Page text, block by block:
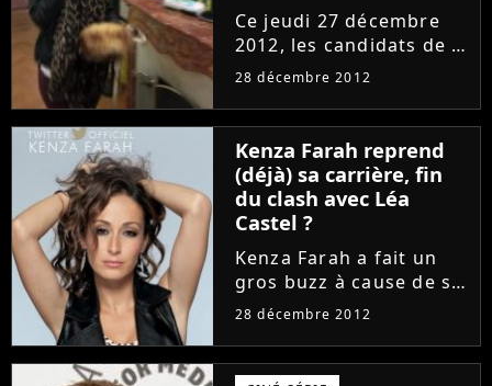
Ce jeudi 27 décembre
2012, les candidats de la
Star Academy 9 ont dû
grand frère du château.
Mais tous les élèves
n'ont pas vraiment
supporter cette
élimination...
28 décembre 2012
Kenza Farah reprend
(déjà) sa carrière, fin
du clash avec Léa
Castel ?
Kenza Farah a fait un
gros buzz à cause de sa
grosse dispute avec Léa
chanteuses se sont
battues lors d'un
28 décembre 2012